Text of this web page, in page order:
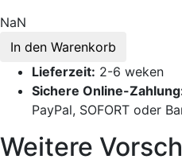
NaN
In den Warenkorb
Lieferzeit: 2-6 weken
Sichere Online-
PayPal, SOFORT oder
Weitere